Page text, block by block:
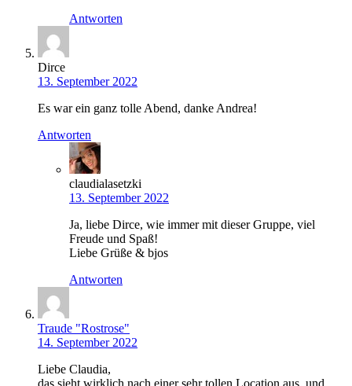
Antworten
Dirce
13. September 2022
Es war ein ganz tolle Abend, danke Andrea!
Antworten
claudialasetzki
13. September 2022
Ja, liebe Dirce, wie immer mit dieser Gruppe, viel
Freude und Spaß!
Liebe Grüße & bjos
Antworten
Traude "Rostrose"
14. September 2022
Liebe Claudia,
das sieht wirklich nach einer sehr tollen Location aus, und